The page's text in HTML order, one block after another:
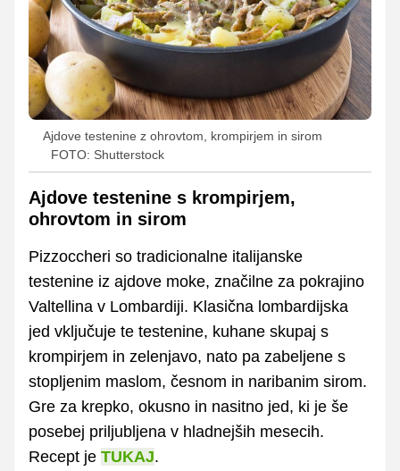
Ajdove testenine z ohrovtom, krompirjem in sirom
FOTO: Shutterstock
Ajdove testenine s krompirjem,
ohrovtom in sirom
Pizzoccheri so tradicionalne italijanske
testenine iz ajdove moke, značilne za pokrajino
Valtellina v Lombardiji. Klasična lombardijska
jed vključuje te testenine, kuhane skupaj s
krompirjem in zelenjavo, nato pa zabeljene s
stopljenim maslom, česnom in naribanim sirom.
Gre za krepko, okusno in nasitno jed, ki je še
posebej priljubljena v hladnejših mesecih.
Recept je TUKAJ.